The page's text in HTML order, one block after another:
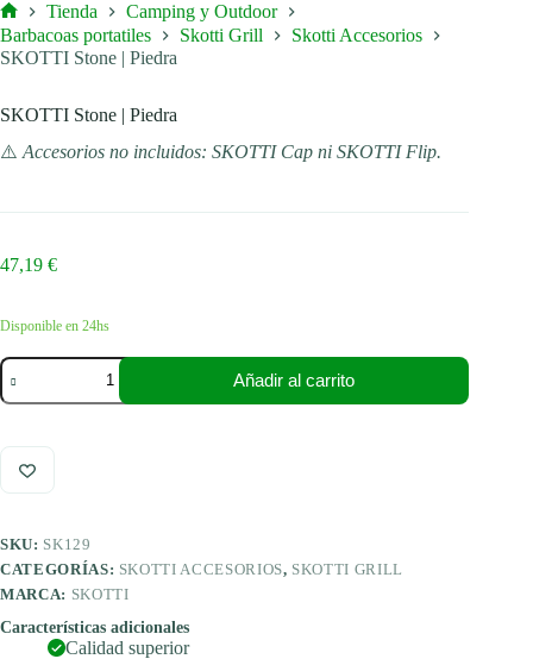
Inicio
Tienda
Camping y Outdoor
Barbacoas portatiles
Skotti Grill
Skotti Accesorios
SKOTTI Stone | Piedra
SKOTTI Stone | Piedra
⚠️ Accesorios no incluidos: SKOTTI Cap ni SKOTTI Flip.
47,19 €
Disponible en 24hs
SKOTTI
Stone
|
cantidad
Añadir al carrito
SKU: SK129
CATEGORÍAS: SKOTTI ACCESORIOS, SKOTTI GRILL
MARCA: SKOTTI
Características adicionales
Calidad superior